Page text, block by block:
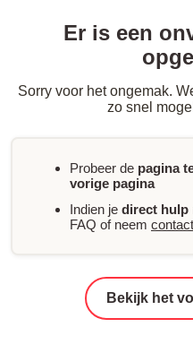
Er is een
Sorry voor het ongemak.
zo snel
Probeer de pagina
vorige pagina
Indien je direct hulp
FAQ of neem contact
Bekijk het